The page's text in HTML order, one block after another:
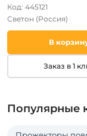
Код: 445121
Светон (Россия)
В
Заказ в 1
Популярные